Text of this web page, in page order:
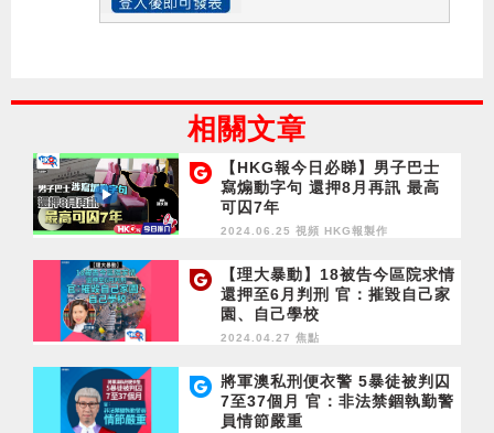
相關文章
【HKG報今日必睇】男子巴士
寫煽動字句 還押8月再訊 最高
可囚7年
2024.06.25 視頻 HKG報製作
【理大暴動】18被告今區院求情
還押至6月判刑 官：摧毀自己家
園、自己學校
2024.04.27 焦點
將軍澳私刑便衣警 5暴徒被判囚
7至37個月 官：非法禁錮執勤警
員情節嚴重